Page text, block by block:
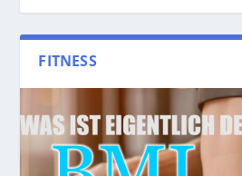
FITNESS